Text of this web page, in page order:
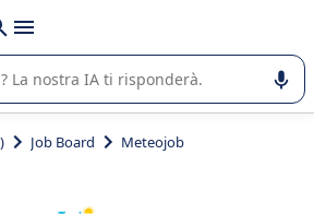
o nella scelta di un
azienda.
Job Board Meteojob